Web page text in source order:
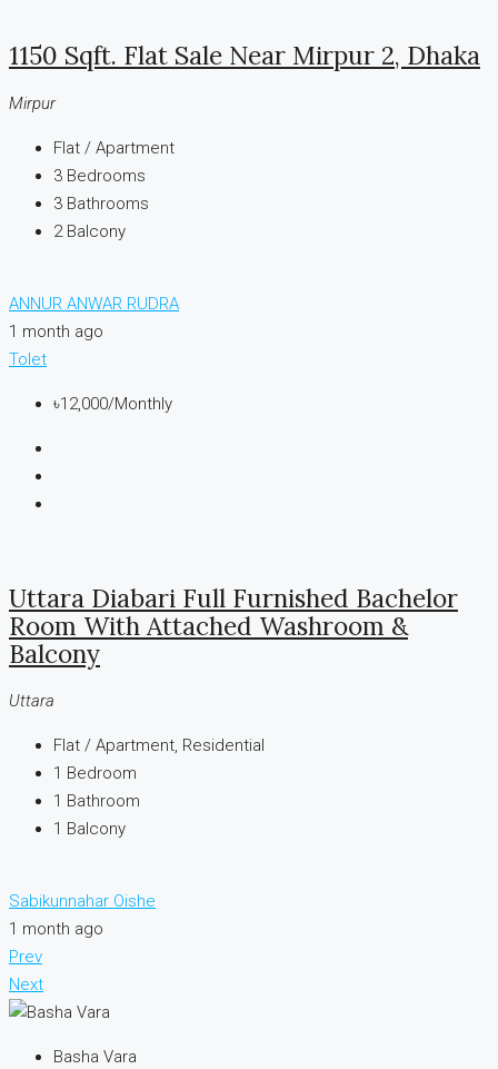
1150 Sqft. Flat Sale Near Mirpur 2, Dhaka
Mirpur
Flat / Apartment
3 Bedrooms
3 Bathrooms
2 Balcony
ANNUR ANWAR RUDRA
1 month ago
Tolet
৳12,000/Monthly
Uttara Diabari Full Furnished Bachelor
Room With Attached Washroom &
Balcony
Uttara
Flat / Apartment, Residential
1 Bedroom
1 Bathroom
1 Balcony
Sabikunnahar Oishe
1 month ago
Prev
Next
Basha Vara